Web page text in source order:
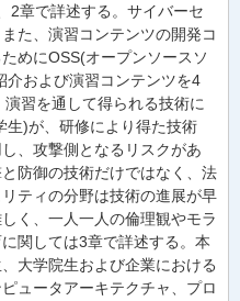
2章で詳述する。サイバーセ
た、演習コンテンツの開発コ
めにOSS(オープンソースソ
介および演習コンテンツを4
習を通して得られる技術に
生)が、研修により得た技術
、攻撃側となるリスクがあ
防御の技術だけではなく、法
ティの分野は技術の進展が早
く、一人一人の倫理観やモラ
関しては3章で詳述する。本
大学院生および企業における
ュータアーキテクチャ、プロ